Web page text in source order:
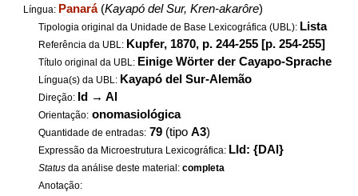
Língua: Panará(Kayapó del Sur, Kren-akarôre)
Tipologia original da Unidade de Base Lexicográfica (UBL): Lista
Referência da UBL: Kupfer, 1870, p. 244-255 [p. 254-255]
Título original da UBL: Einige Wörter der Cayapo-Sprache
Língua(s) da UBL: Kayapó del Sur-Alemão
Direção: Id → Al
Orientação: onomasiológica
Quantidade de entradas: 79 (tipoA3)
Expressão da Microestrutura Lexicográfica: LId: {DAl}
Status da análise deste material:completa
Anotação: